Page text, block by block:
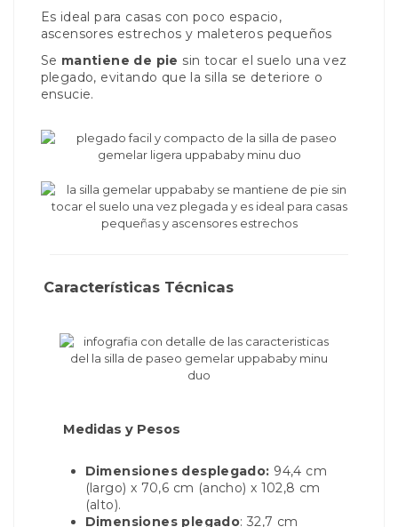
Es ideal para casas con poco espacio,
ascensores estrechos y maleteros pequeños
Se mantiene de pie sin tocar el suelo una vez
plegado, evitando que la silla se deteriore o
ensucie.
Características Técnicas
Medidas y Pesos
Dimensiones desplegado: 94,4 cm
(largo) x 70,6 cm (ancho) x 102,8 cm
(alto).
Dimensiones plegado: 32,7 cm